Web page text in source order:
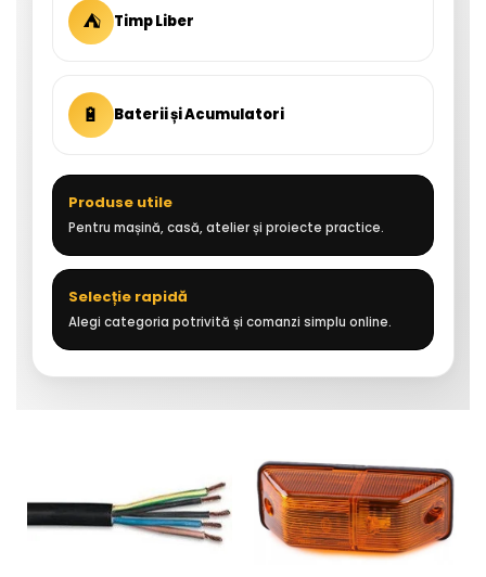
⛺ Timp Liber
🔋 Baterii și Acumulatori
Produse utile
Pentru mașină, casă, atelier și proiecte practice.
Selecție rapidă
Alegi categoria potrivită și comanzi simplu online.